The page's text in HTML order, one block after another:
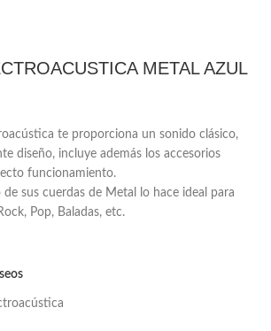
METAL AZUL
te proporciona un sonido clásico,
diseño, incluye además los accesorios
funcionamiento.
sus cuerdas de Metal lo hace ideal para
Pop, Baladas, etc.